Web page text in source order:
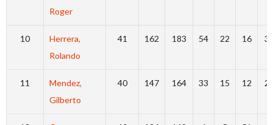
Roger
10
Herrera,
Rolando
41 162 183 54 22 16
11
Mendez,
Gilberto
40 147 164 33 15 12